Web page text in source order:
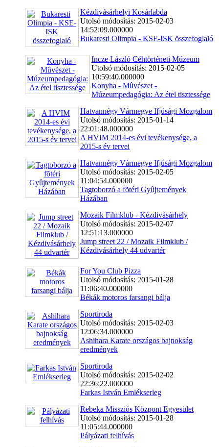
Kézdivásárhelyi Kosárlabda
Utolsó módosítás: 2015-02-03
14:52:09.000000
Bukaresti Olimpia - KSE-ISK összefoglaló
Incze László Céhtörténeti Múzeum
Utolsó módosítás: 2015-02-05
10:59:40.000000
Konyha - Mûvészet -
Múzeumpedagógia: Az étel tisztessége
Hatvannégy Vármegye Ifjúsági Mozgalom
Utolsó módosítás: 2015-01-14
22:01:48.000000
A HVIM 2014-es évi tevékenysége, a
2015-s év tervei
Hatvannégy Vármegye Ifjúsági Mozgalom
Utolsó módosítás: 2015-02-05
11:04:54.000000
Tagtoborzó a fõtéri Gyûjtemények
Házában
Mozaik Filmklub - Kézdivásárhely
Utolsó módosítás: 2015-02-07
12:51:13.000000
Jump street 22 / Mozaik Filmklub /
Kézdivásárhely 44 udvartér
For You Club Pizza
Utolsó módosítás: 2015-01-28
11:06:40.000000
Békák motoros farsangi bálja
Sportiroda
Utolsó módosítás: 2015-02-03
12:06:34.000000
Ashihara Karate országos bajnokság
eredmények
Sportiroda
Utolsó módosítás: 2015-02-02
22:36:22.000000
Farkas István Emlékserleg
Rebeka Missziós Központ Egyesület
Utolsó módosítás: 2015-01-28
11:05:44.000000
Pályázati felhívás